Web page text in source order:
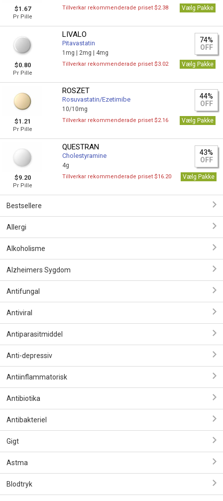
$1.67
Pr Pille
Tillverkar rekommenderade priset $2.38 Vælg Pakke
$0.80
Pr Pille
LIVALO
Pitavastatin
1mg | 2mg | 4mg
74%
OFF
Tillverkar rekommenderade priset $3.02 Vælg Pakke
$1.21
Pr Pille
ROSZET
Rosuvastatin/Ezetimibe
10/10mg
44%
OFF
Tillverkar rekommenderade priset $2.16 Vælg Pakke
$9.20
Pr Pille
QUESTRAN
Cholestyramine
4g
43%
OFF
Tillverkar rekommenderade priset $16.20 Vælg Pakke
Bestsellere
Allergi
Alkoholisme
Alzheimers Sygdom
Antifungal
Antiviral
Antiparasitmiddel
Anti-depressiv
Antiinflammatorisk
Antibiotika
Antibakteriel
Gigt
Astma
Blodtryk